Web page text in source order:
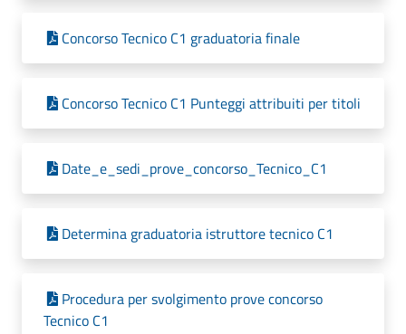
Concorso Tecnico C1 graduatoria finale
Concorso Tecnico C1 Punteggi attribuiti per titoli
Date_e_sedi_prove_concorso_Tecnico_C1
Determina graduatoria istruttore tecnico C1
Procedura per svolgimento prove concorso
Tecnico C1